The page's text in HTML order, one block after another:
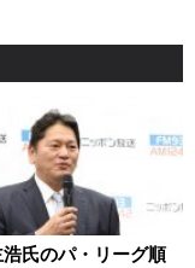
氏のパ・リーグ順